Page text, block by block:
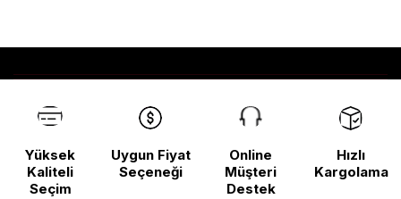
Yüksek
Kaliteli
Seçim
Uygun Fiyat
Seçeneği
Online
Müşteri
Destek
Hızlı
Kargolama